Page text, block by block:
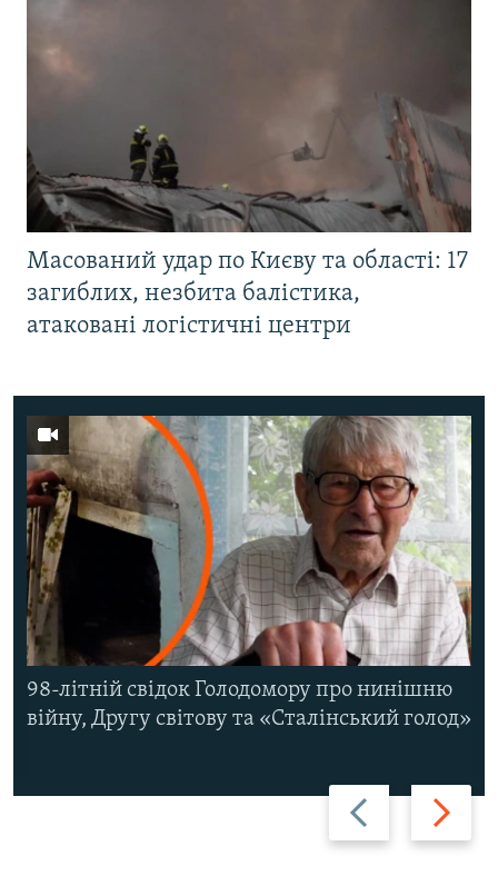
Масований удар по Києву та області: 17
загиблих, незбита балістика,
атаковані логістичні центри
Назад Вперед
98-літній свідок Голодомору про нинішню
війну, Другу світову та «Сталінський голод»